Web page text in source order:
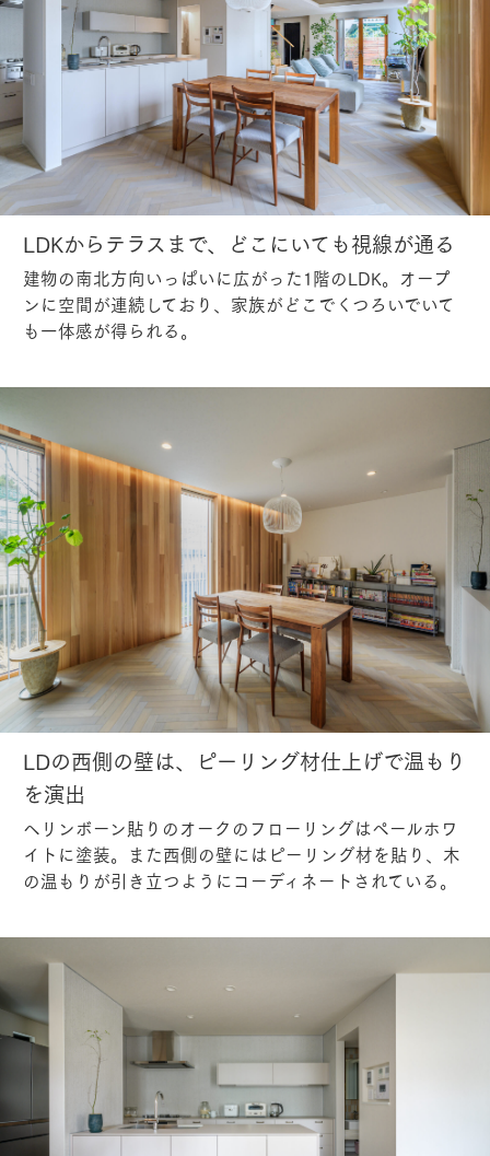
LDKからテラスまで、どこにいても視線が通る
建物の南北方向いっぱいに広がった1階のLDK。オープ
ンに空間が連続しており、家族がどこでくつろいでいて
も一体感が得られる。
LDの西側の壁は、ピーリング材仕上げで温もり
を演出
ヘリンボーン貼りのオークのフローリングはペールホワ
イトに塗装。また西側の壁にはピーリング材を貼り、木
の温もりが引き立つようにコーディネートされている。